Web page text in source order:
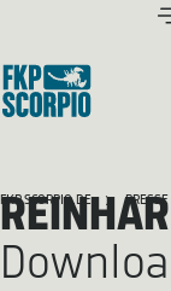
FKP SCORPIO.DE PRESSE